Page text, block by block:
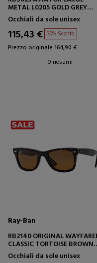
METAL L0205 GOLD GREY
GREEN
Occhiali da sole unisex
115,43 € 30% Sconto
Prezzo originale 164,90 €
0 riesami
Ray-Ban
RB2140 ORIGINAL
CLASSIC TORTOISE BROWN
CLASSIC B-15
Occhiali da sole unisex